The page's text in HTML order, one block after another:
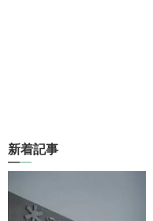
新着記事